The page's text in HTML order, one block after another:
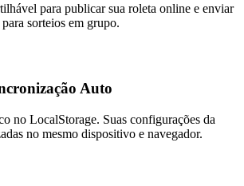
para publicar sua roleta online e enviar
sorteios em grupo.
Auto
no LocalStorage. Suas configurações da
no mesmo dispositivo e navegador.